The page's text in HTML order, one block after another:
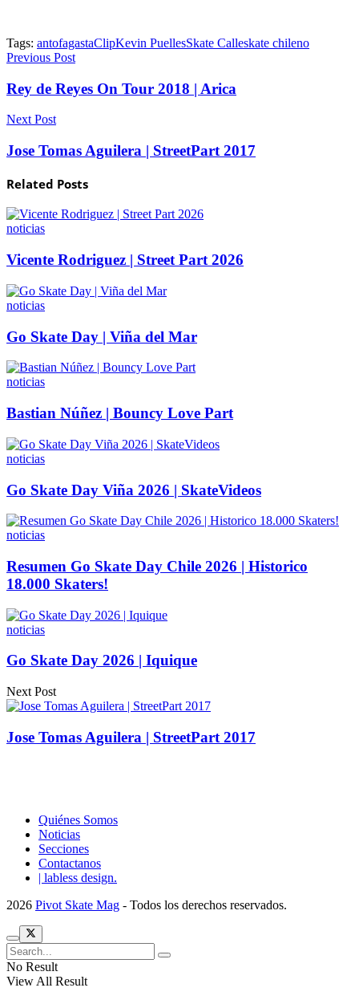
Tags: antofagastaClipKevin PuellesSkate Calleskate chileno
Previous Post
Rey de Reyes On Tour 2018 | Arica
Next Post
Jose Tomas Aguilera | StreetPart 2017
Related Posts
noticias
Vicente Rodriguez | Street Part 2026
noticias
Go Skate Day | Viña del Mar
noticias
Bastian Núñez | Bouncy Love Part
noticias
Go Skate Day Viña 2026 | SkateVideos
noticias
Resumen Go Skate Day Chile 2026 | Historico
18.000 Skaters!
noticias
Go Skate Day 2026 | Iquique
Next Post
Jose Tomas Aguilera | StreetPart 2017
Quiénes Somos
Noticias
Secciones
Contactanos
| labless design.
2026 Pivot Skate Mag - Todos los derechos reservados.
No Result
View All Result